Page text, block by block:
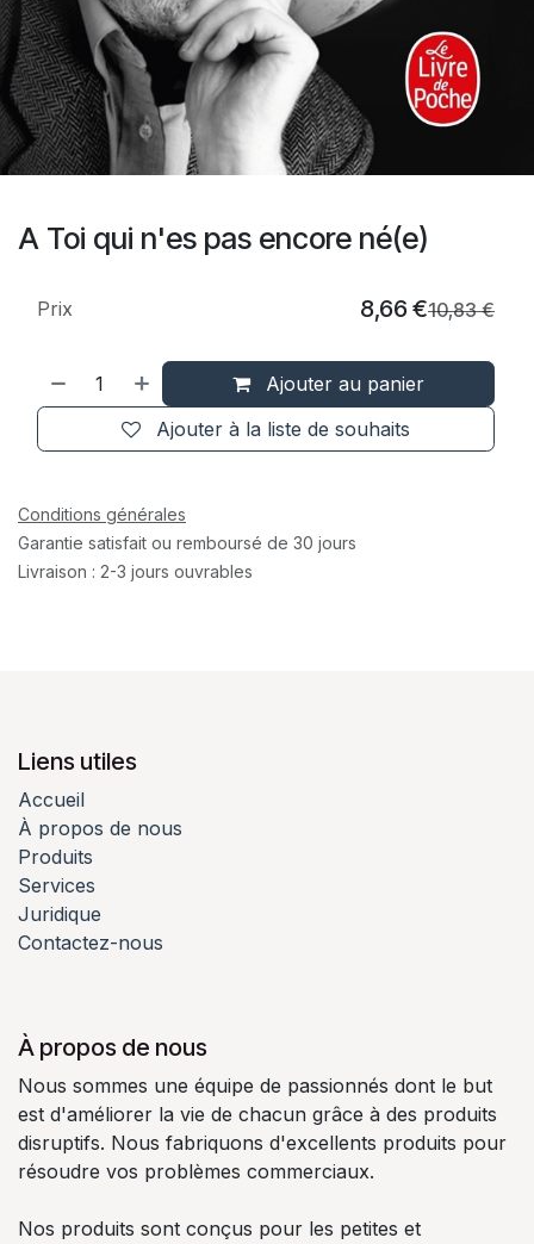
A Toi qui n'es pas encore né(e)
Ajouter au panier
Ajouter à la liste de souhaits
Prix 8,66 €10,83€
Conditions générales
Garantie satisfait ou remboursé de 30 jours
Livraison : 2-3 jours ouvrables
Liens utiles
Accueil
À propos de nous
Produits
Services
Juridique
Contactez-nous
À propos de nous
Nous sommes une équipe de passionnés dont le but
est d'améliorer la vie de chacun grâce à des produits
disruptifs. Nous fabriquons d'excellents produits pour
résoudre vos problèmes commerciaux.
Nos produits sont conçus pour les petites et